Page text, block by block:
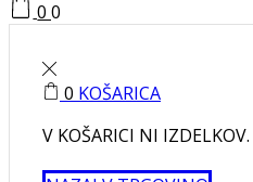
00
0 KOŠARICA
V KOŠARICI NI IZDELKOV.